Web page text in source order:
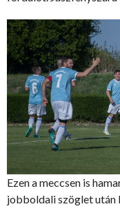
Ezen a meccsen is
jobboldali szöglet után